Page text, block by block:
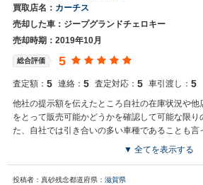
買取店名： カーチス
売却した車：ジープグランドチェロキー
売却時期：2019年10月
総合評価 5
査定額： 5 連絡： 5 査定対応： 5 車引渡し： 5
他社の提示額を伝えたところ自社の在庫状況や
をとって販売可能かどうかを確認して可能な限り
た、自社では引き合いの多い車種であることも言
まで過剰なかけ引きなく取り引き出来た。
▼ 全てを表示する
投稿者：真砂残念都道府県： 滋賀県